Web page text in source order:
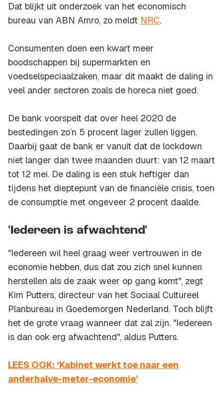
Dat blijkt uit onderzoek van het economisch
bureau van ABN Amro, zo meldt NRC.
Consumenten doen een kwart meer
boodschappen bij supermarkten en
voedselspeciaalzaken, maar dit maakt de daling in
veel ander sectoren zoals de horeca niet goed.
De bank voorspelt dat over heel 2020 de
bestedingen zo’n 5 procent lager zullen liggen.
Daarbij gaat de bank er vanuit dat de lockdown
niet langer dan twee maanden duurt: van 12 maart
tot 12 mei. De daling is een stuk heftiger dan
tijdens het dieptepunt van de financiële crisis, toen
de consumptie met ongeveer 2 procent daalde.
'Iedereen is afwachtend'
"Iedereen wil heel graag weer vertrouwen in de
economie hebben, dus dat zou zich snel kunnen
herstellen als de zaak weer op gang komt", zegt
Kim Putters, directeur van het Sociaal Cultureel
Planbureau in Goedemorgen Nederland. Toch blijft
het de grote vraag wanneer dat zal zijn. "Iedereen
is dan ook erg afwachtend", aldus Putters.
LEES OOK: ‘Kabinet werkt toe naar een
anderhalve-meter-economie’